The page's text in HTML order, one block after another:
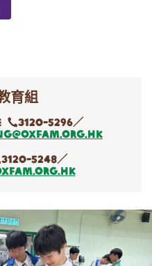
育組
3120-5296／
3120-5248／